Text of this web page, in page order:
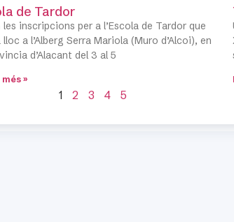
de Tardor
les inscripcions per a l’Escola de Tardor que
a l’Alberg Serra Mariola (Muro d’Alcoi), en
d’Alacant del 3 al 5
»
1 2 3 4 5